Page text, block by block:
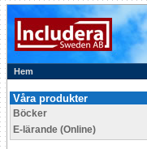
Hem
Våra produkter
Böcker
E-lärande (Online)